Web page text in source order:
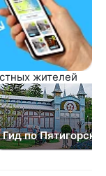
жителей
Гид по Пятигорску